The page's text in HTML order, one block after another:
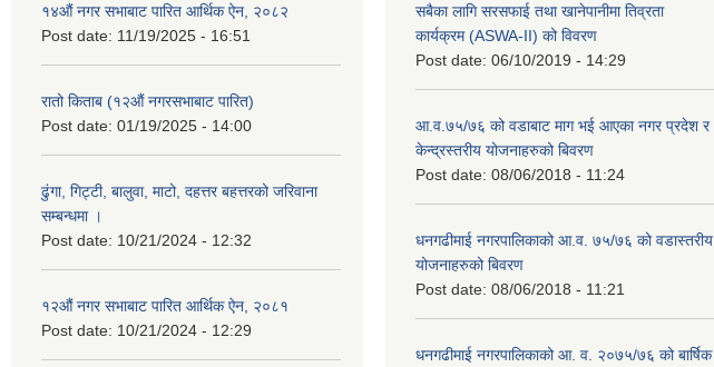
१४औं नगर सभाबाट पारित आर्थिक ऐन, २०८२
Post date: 11/19/2025 - 16:51
रातो किताब (१२औं नगरसभाबाट पारित)
Post date: 01/19/2025 - 14:00
ढुंगा, गिट्टी, बालुवा, माटो, दहत्तर बहत्तरको जरिवाना
सम्बन्धमा ।
Post date: 10/21/2024 - 12:32
१२औं नगर सभाबाट पारित आर्थिक ऐन, २०८१
Post date: 10/21/2024 - 12:29
सबैका लागि सरसफाई तथा खानेपानीमा तिव्रता
कार्यक्रम (ASWA-II) को विवरण
Post date: 06/10/2019 - 14:29
आ.व.७५/७६ को वडाबाट माग भई आएका नगर प्रदेश र
केन्द्रस्तरीय योजनाहरुको बिवरण
Post date: 08/06/2018 - 11:24
धनगढीमाई नगरपालिकाको आ.व. ७५/७६ को वडास्तरीय
योजनाहरुको बिवरण
Post date: 08/06/2018 - 11:21
धनगढीमाई नगरपालिकाको आ. व. २०७५/७६ को बार्षिक